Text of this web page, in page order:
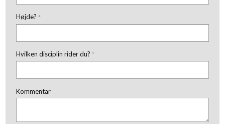
Højde?*
Hvilken disciplin rider du?*
Kommentar